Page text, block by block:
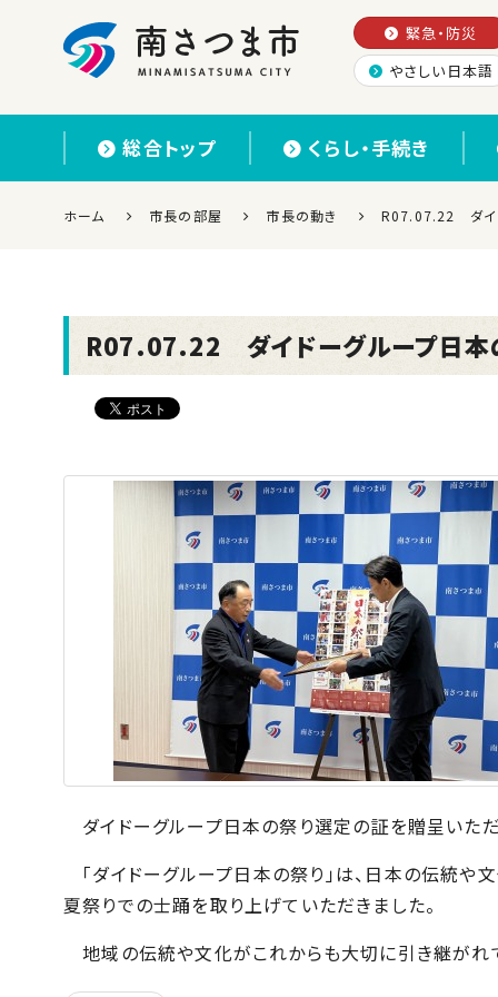
緊急・防災
やさしい日本語
総合トップ くらし・手続き
ホーム 市長の部屋 市長の動き R07.07.22 ダイ
R07.07.22 ダイドーグループ日本
ダイドーグループ日本の祭り選定の証を贈呈いただ
「ダイドーグループ日本の祭り」は、日本の伝統や
夏祭りでの士踊を取り上げていただきました。
地域の伝統や文化がこれからも大切に引き継がれ